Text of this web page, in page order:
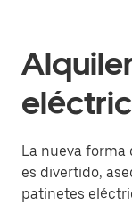
La nueva forma
es divertido,
patinetes